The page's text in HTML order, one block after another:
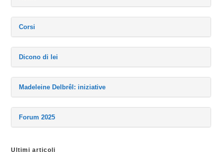
Corsi
Dicono di lei
Madeleine Delbrêl: iniziative
Forum 2025
Ultimi articoli